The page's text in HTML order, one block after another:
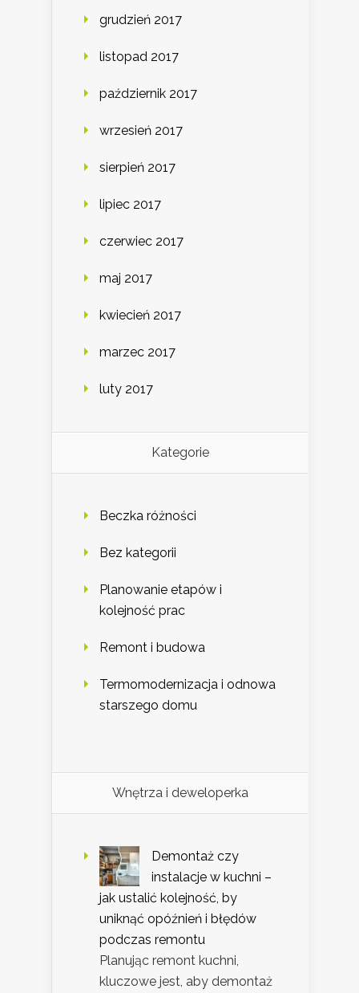
grudzień 2017
listopad 2017
październik 2017
wrzesień 2017
sierpień 2017
lipiec 2017
czerwiec 2017
maj 2017
kwiecień 2017
marzec 2017
luty 2017
Kategorie
Beczka różności
Bez kategorii
Planowanie etapów i
kolejność prac
Remont i budowa
Termomodernizacja i odnowa
starszego domu
Wnętrza i deweloperka
Demontaż czy
instalacje w kuchni –
jak ustalić kolejność, by
uniknąć opóźnień i błędów
podczas remontu
Planując remont kuchni,
kluczowe jest, aby demontaż